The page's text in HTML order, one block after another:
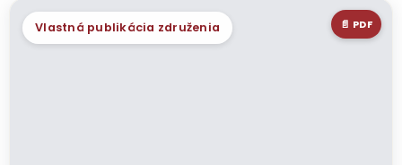
📄 PDF
Vlastná publikácia združenia